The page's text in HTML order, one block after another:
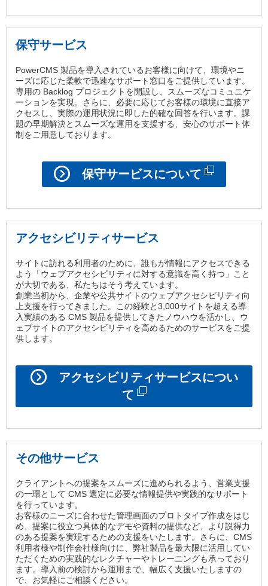
保守サービス
PowerCMS 製品を導入されているお客様に向けて、環境やニ
ーズに応じた柔軟で迅速なサポート窓口をご提供しています。
専用の Backlog プロジェクトを開設し、スムーズなコミュニケ
ーションを実現。さらに、必要に応じてお客様の環境に直接ア
クセスし、実際の運用状況に即した的確な回答を行います。課
題の早期解決とスムーズな運用を支援する、安心のサポート体
制をご用意しております。
保守サービスについて
アクセシビリティサービス
サイトに訪れる利用者のために、誰もが情報にアクセスできる
よう「ウェブアクセシビリティに対する意識を高く持つ」こと
が大切である、私たちはそう考えています。
創業当初から、企業や公共サイトのウェブアクセシビリティ向
上支援を行ってきました。この経験と3,000サイトを超える導
入実績のある CMS 製品を提供してきたノウハウを活かし、ウ
ェブサイトのアクセシビリティを高めるためのサービスをご提
供します。
アクセシビリティサービスについ
て
その他サービス
クライアントへの提案をスムーズに進められるよう、営業支援
の一環として CMS 選定に必要な情報提供や実践的なサポート
を行っています。
お客様のニーズに合わせた管理画面のプロトタイプ作成をはじ
め、提案に役立つ具体的なデモや資料の提供など、より説得力
のある提案を実現するための支援をいたします。さらに、CMS
利用者様や制作会社様向けに、弊社製品を最大限に活用してい
ただくための実践的なレクチャーやトレーニングも承っており
ます。導入前の検討から運用まで、幅広く支援いたしますの
で、お気軽にご相談ください。